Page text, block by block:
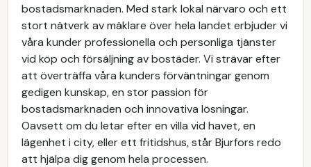
bostadsmarknaden. Med stark lokal närvaro och ett
stort nätverk av mäklare över hela landet erbjuder vi
våra kunder professionella och personliga tjänster
vid köp och försäljning av bostäder. Vi strävar efter
att överträffa våra kunders förväntningar genom
gedigen kunskap, en stor passion för
bostadsmarknaden och innovativa lösningar.
Oavsett om du letar efter en villa vid havet, en
lägenhet i city, eller ett fritidshus, står Bjurfors redo
att hjälpa dig genom hela processen.